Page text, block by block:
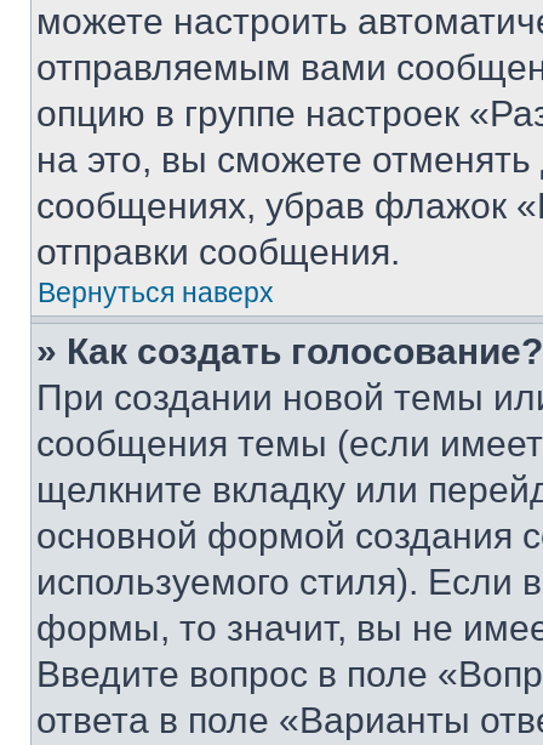
можете настроить
отправляемым вами
опцию в группе настроек
на это, вы сможете
сообщениях, убрав флажок
отправки сообщения.
Вернуться наверх
» Как создать голосование?
При создании новой темы
сообщения темы (если
щелкните вкладку или
основной формой создания
используемого стиля). Если
формы, то значит, вы не
Введите вопрос в поле
ответа в поле «Варианты